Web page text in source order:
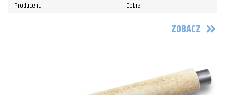
Producent:
Cobra
ZOBACZ